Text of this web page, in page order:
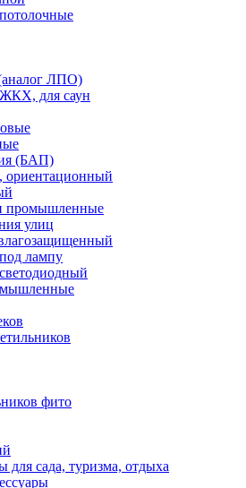
ЛПО)
для саун
(БАП)
ориентационный
промышленные
улиц
лампу
фито
для сада, туризма, отдыха